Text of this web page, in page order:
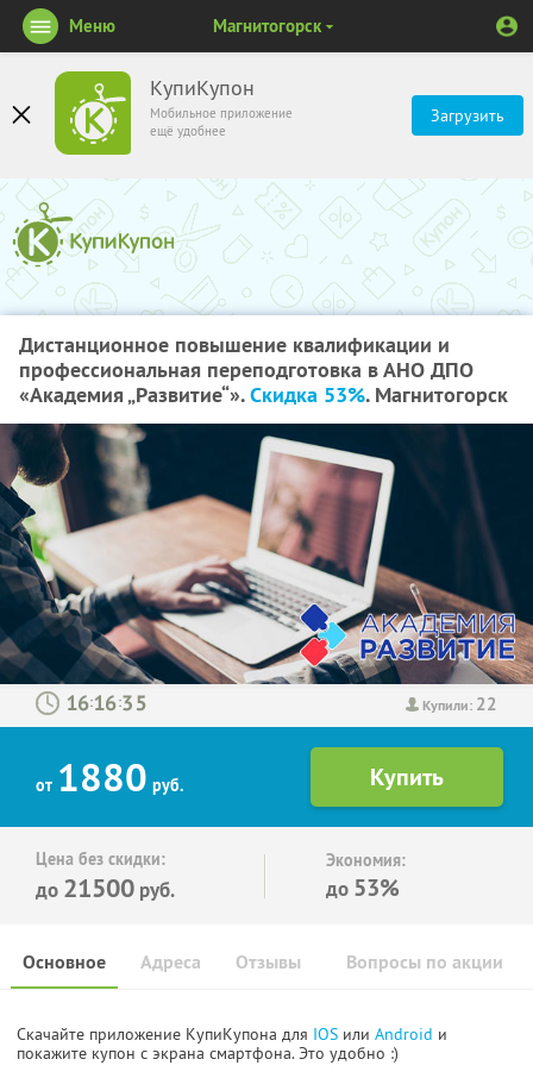
КупиКупон
Мобильное приложение
ещё удобнее
Загрузить
Меню Магнитогорск
Дистанционное повышение квалификации и
профессиональная переподготовка в АНО ДПО
«Академия „Развитие“».Скидка 53%. Магнитогорск
Купили: 22
: :
от 1880 руб.
Цена без скидки:
до 21500 руб.
Экономия:
до 53%
Основное Отзывы Вопросы по акции
Адреса
Скачайте приложение КупиКупона для IOS или Android и
покажите купон с экрана смартфона. Это удобно :)